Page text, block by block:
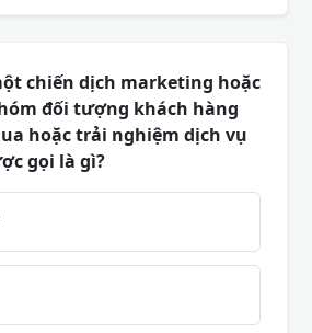
chiến dịch marketing hoặc
đối tượng khách hàng
hoặc trải nghiệm dịch vụ
gọi là gì?